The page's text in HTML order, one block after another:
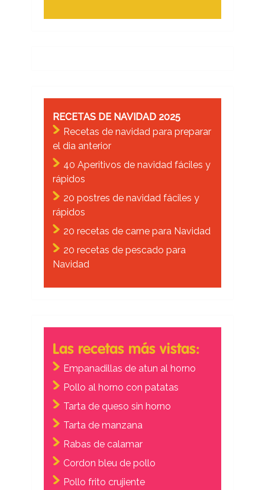
RECETAS DE NAVIDAD 2025
Recetas de navidad para preparar
el dia anterior
40 Aperitivos de navidad fáciles y
rápidos
20 postres de navidad fáciles y
rápidos
20 recetas de carne para Navidad
20 recetas de pescado para
Navidad
Las recetas más vistas:
Empanadillas de atun al horno
Pollo al horno con patatas
Tarta de queso sin horno
Tarta de manzana
Rabas de calamar
Cordon bleu de pollo
Pollo frito crujiente